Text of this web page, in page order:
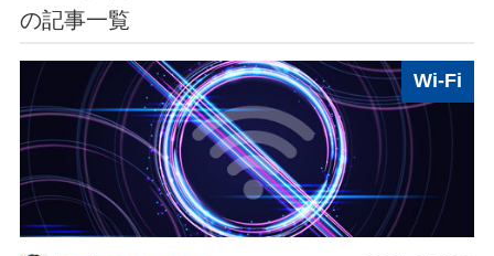
の記事一覧
Wi-Fi